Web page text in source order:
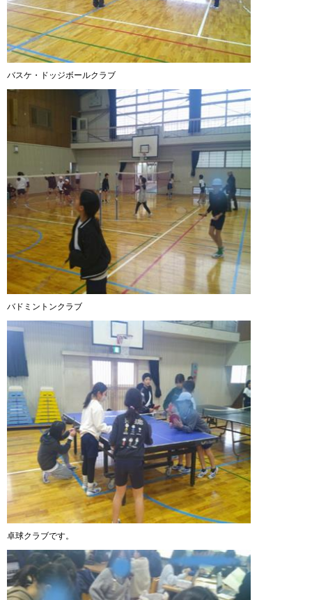
バスケ・ドッジボールクラブ
バドミントンクラブ
卓球クラブです。